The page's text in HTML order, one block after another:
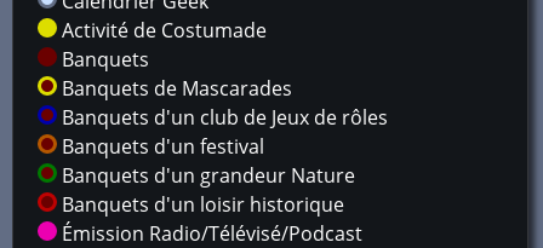
Activité de Costumade
Banquets
Banquets de Mascarades
Banquets d'un club de Jeux de rôles
Banquets d'un festival
Banquets d'un grandeur Nature
Banquets d'un loisir historique
Émission Radio/Télévisé/Podcast